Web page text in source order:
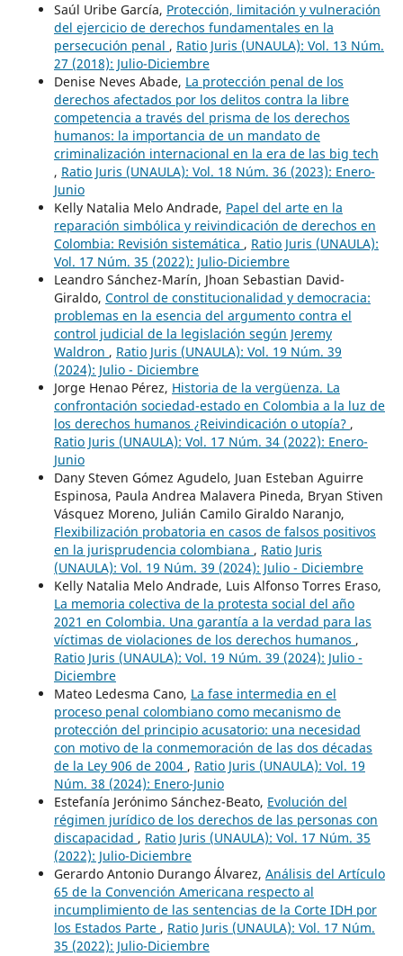
Saúl Uribe García, Protección, limitación y vulneración
del ejercicio de derechos fundamentales en la
persecución penal , Ratio Juris (UNAULA): Vol. 13 Núm.
27 (2018): Julio-Diciembre
Denise Neves Abade, La protección penal de los
derechos afectados por los delitos contra la libre
competencia a través del prisma de los derechos
humanos: la importancia de un mandato de
criminalización internacional en la era de las big tech
, Ratio Juris (UNAULA): Vol. 18 Núm. 36 (2023): Enero-
Junio
Kelly Natalia Melo Andrade, Papel del arte en la
reparación simbólica y reivindicación de derechos en
Colombia: Revisión sistemática , Ratio Juris (UNAULA):
Vol. 17 Núm. 35 (2022): Julio-Diciembre
Leandro Sánchez-Marín, Jhoan Sebastian David-
Giraldo, Control de constitucionalidad y democracia:
problemas en la esencia del argumento contra el
control judicial de la legislación según Jeremy
Waldron , Ratio Juris (UNAULA): Vol. 19 Núm. 39
(2024): Julio - Diciembre
Jorge Henao Pérez, Historia de la vergüenza. La
confrontación sociedad-estado en Colombia a la luz de
los derechos humanos ¿Reivindicación o utopía? ,
Ratio Juris (UNAULA): Vol. 17 Núm. 34 (2022): Enero-
Junio
Dany Steven Gómez Agudelo, Juan Esteban Aguirre
Espinosa, Paula Andrea Malavera Pineda, Bryan Stiven
Vásquez Moreno, Julián Camilo Giraldo Naranjo,
Flexibilización probatoria en casos de falsos positivos
en la jurisprudencia colombiana , Ratio Juris
(UNAULA): Vol. 19 Núm. 39 (2024): Julio - Diciembre
Kelly Natalia Melo Andrade, Luis Alfonso Torres Eraso,
La memoria colectiva de la protesta social del año
2021 en Colombia. Una garantía a la verdad para las
víctimas de violaciones de los derechos humanos ,
Ratio Juris (UNAULA): Vol. 19 Núm. 39 (2024): Julio -
Diciembre
Mateo Ledesma Cano, La fase intermedia en el
proceso penal colombiano como mecanismo de
protección del principio acusatorio: una necesidad
con motivo de la conmemoración de las dos décadas
de la Ley 906 de 2004 , Ratio Juris (UNAULA): Vol. 19
Núm. 38 (2024): Enero-Junio
Estefanía Jerónimo Sánchez-Beato, Evolución del
régimen jurídico de los derechos de las personas con
discapacidad , Ratio Juris (UNAULA): Vol. 17 Núm. 35
(2022): Julio-Diciembre
Gerardo Antonio Durango Álvarez, Análisis del Artículo
65 de la Convención Americana respecto al
incumplimiento de las sentencias de la Corte IDH por
los Estados Parte , Ratio Juris (UNAULA): Vol. 17 Núm.
35 (2022): Julio-Diciembre